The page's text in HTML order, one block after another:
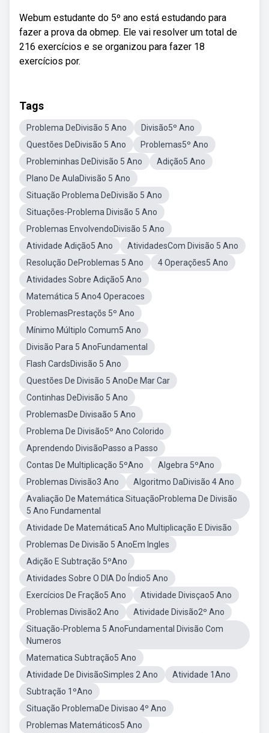
Webum estudante do 5º ano está estudando para
fazer a prova da obmep. Ele vai resolver um total de
216 exercícios e se organizou para fazer 18
exercícios por.
Tags
Problema DeDivisão 5 Ano
Divisão5º Ano
Questões DeDivisão 5 Ano
Problemas5º Ano
Probleminhas DeDivisão 5 Ano
Adição5 Ano
Plano De AulaDivisão 5 Ano
Situação Problema DeDivisão 5 Ano
Situações-Problema Divisão 5 Ano
Problemas EnvolvendoDivisão 5 Ano
Atividade Adição5 Ano
AtividadesCom Divisão 5 Ano
Resolução DeProblemas 5 Ano
4 Operações5 Ano
Atividades Sobre Adição5 Ano
Matemática 5 Ano4 Operacoes
ProblemasPrestaçõs 5º Ano
Mínimo Múltiplo Comum5 Ano
Divisão Para 5 AnoFundamental
Flash CardsDivisão 5 Ano
Questões De Divisão 5 AnoDe Mar Car
Continhas DeDivisão 5 Ano
ProblemasDe Divisaão 5 Ano
Problema De Divisão5º Ano Colorido
Aprendendo DivisãoPasso a Passo
Contas De Multiplicação 5ºAno
Algebra 5ºAno
Problemas Divisão3 Ano
Algoritmo DaDivisão 4 Ano
Avaliação De Matemática SituaçãoProblema De Divisão
5 Ano Fundamental
Atividade De Matemática5 Ano Multiplicação E Divisão
Problemas De Divisão 5 AnoEm Ingles
Adição E Subtração 5ºAno
Atividades Sobre O DIA Do Índio5 Ano
Exercícios De Fração5 Ano
Atividade Divisçao5 Ano
Problemas Divisão2 Ano
Atividade Divisão2º Ano
Situação-Problema 5 AnoFundamental Divisão Com
Numeros
Matematica Subtração5 Ano
Atividade De DivisãoSimples 2 Ano
Atividade 1Ano
Subtração 1ºAno
Situação ProblemaDe Divisao 4º Ano
Problemas Matemáticos5 Ano